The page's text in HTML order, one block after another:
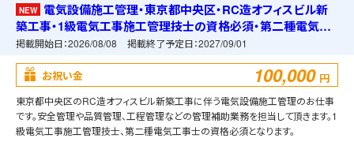
NEW
電気設備施工管理・東京都中央区・RC造オフィスビル新
築工事・1級電気工事施工管理技士の資格必須・第二種電気工
事士の資格必須・宿舎の準備可能
掲載開始日：2026/08/08 掲載終了予定日：2027/09/01
お祝い金 100,000 円
東京都中央区のRC造オフィスビル新築工事に伴う電気設備施工管理のお仕事
です。安全管理や品質管理、工程管理などの管理補助業務を担当して頂きます。1
級電気工事施工管理技士、第二種電気工事士の資格必須となります。